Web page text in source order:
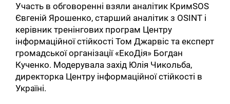
Участь в обговоренні взяли аналітик КримSOS
Євгеній Ярошенко, старший аналітик з OSINT і
керівник тренінгових програм Центру
інформаційної стійкості Том Джарвіс та експерт
громадської організації «ЕкоДія» Богдан
Кученко. Модерувала захід Юлія Чикольба,
директорка Центру інформаційної стійкості в
Україні.